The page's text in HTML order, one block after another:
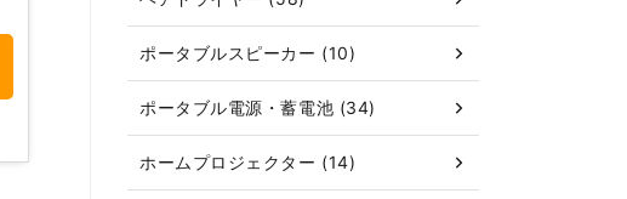
ポータブルスピーカー (10)
ポータブル電源・蓄電池 (34)
ホームプロジェクター (14)